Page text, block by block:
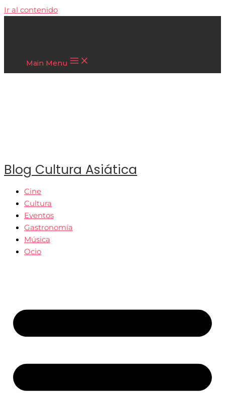
Ir al contenido
Main Menu
Blog Cultura Asiática
Cine
Cultura
Eventos
Gastronomía
Música
Ocio